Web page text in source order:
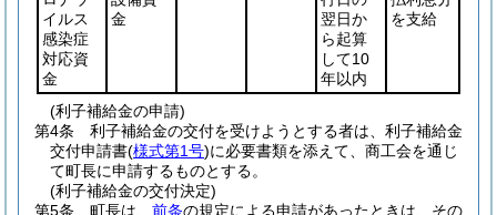
イルス
感染症
対応資
金
金
翌日か
ら起算
して10
年以内
を支給
(利子補給金の申請)
第4条
利子補給金の交付を受けようとする者は、利子補給金
交付申請書(様式第1号)に必要書類を添えて、商工会を通じ
て町長に申請するものとする。
(利子補給金の交付決定)
第5条
町長は、 前条の規定による申請があったときは、その